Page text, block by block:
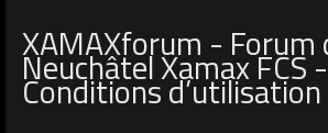
XAMAXforum - Forum
Neuchâtel Xamax FCS -
Conditions d’utilisation